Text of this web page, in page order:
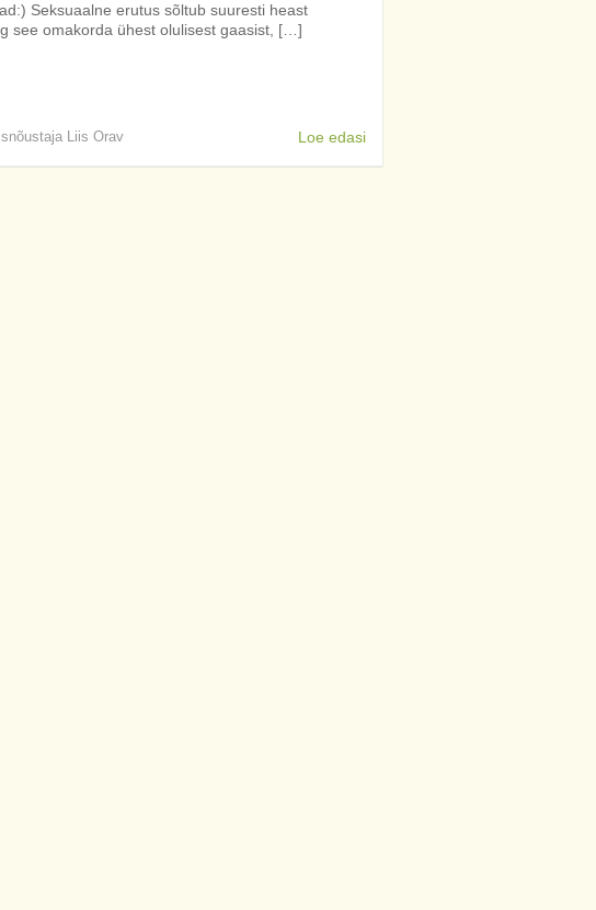
Seksuaalne erutus sõltub suuresti heast
see omakorda ühest olulisest gaasist, […]
Liis Orav Loe edasi